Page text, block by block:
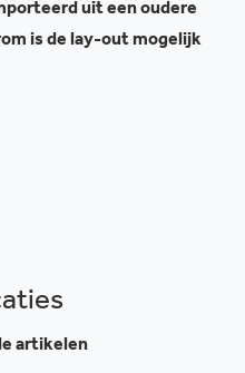
uit een oudere
is de lay-out mogelijk
artikelen